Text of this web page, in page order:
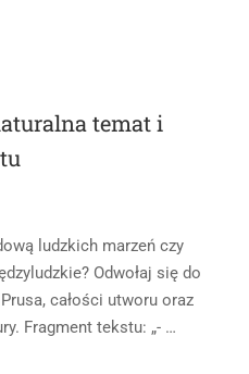
temat i
ludzkich marzeń czy
Odwołaj się do
całości utworu oraz
Fragment tekstu: „- …